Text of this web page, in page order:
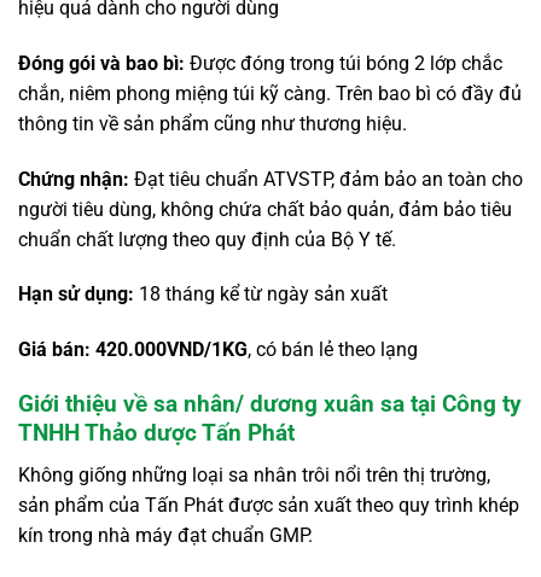
hiệu quả dành cho người dùng
Đóng gói và bao bì: Được đóng trong túi bóng 2 lớp chắc
chắn, niêm phong miệng túi kỹ càng. Trên bao bì có đầy đủ
thông tin về sản phẩm cũng như thương hiệu.
Chứng nhận: Đạt tiêu chuẩn ATVSTP, đảm bảo an toàn cho
người tiêu dùng, không chứa chất bảo quản, đảm bảo tiêu
chuẩn chất lượng theo quy định của Bộ Y tế.
Hạn sử dụng: 18 tháng kể từ ngày sản xuất
Giá bán: 420.000VND/1KG, có bán lẻ theo lạng
Giới thiệu về sa nhân/ dương xuân sa tại Công ty
TNHH Thảo dược Tấn Phát
Không giống những loại sa nhân trôi nổi trên thị trường,
sản phẩm của Tấn Phát được sản xuất theo quy trình khép
kín trong nhà máy đạt chuẩn GMP.